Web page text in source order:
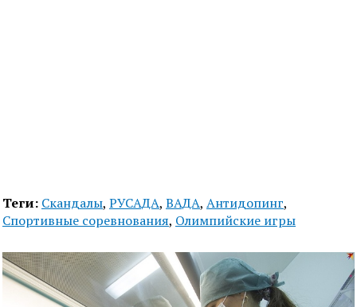
Теги: Скандалы, РУСАДА, ВАДА, Антидопинг,
Спортивные соревнования, Олимпийские игры